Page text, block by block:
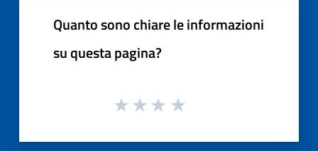
Quanto sono chiare le informazioni
su questa pagina?